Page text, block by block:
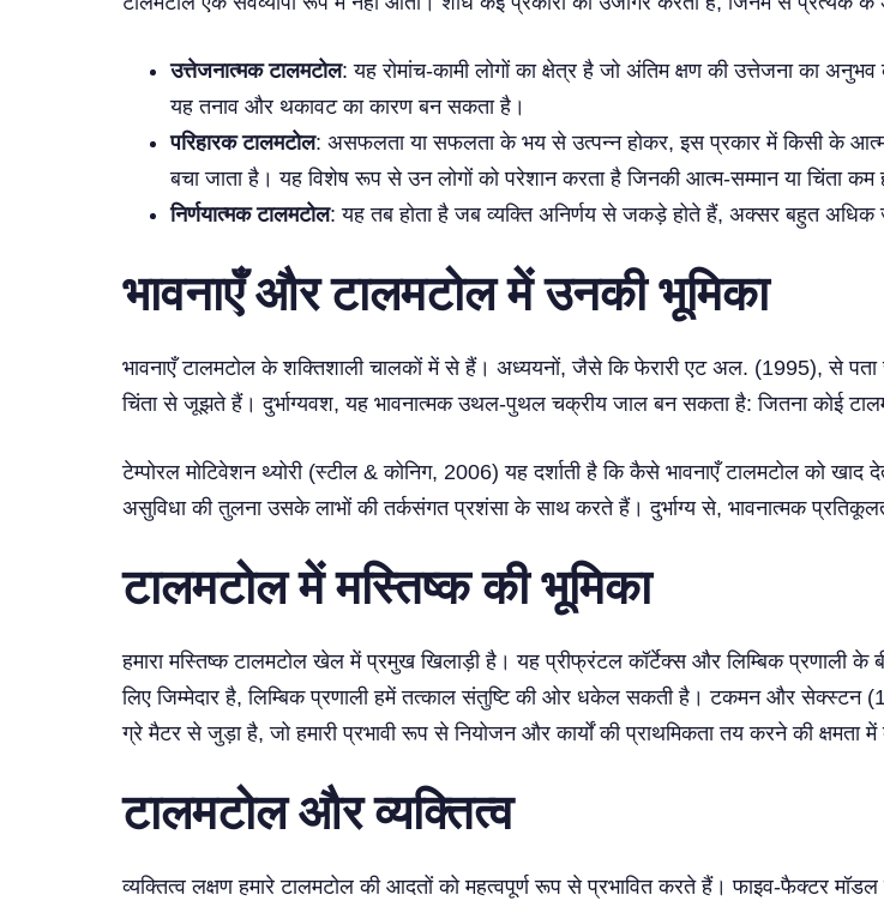
उत्तेजनात्मक टालमटोल: यह रोमांच-कामी लोगों का क्षेत्र है जो अंतिम क्षण की उत्तेजना का
यह तनाव और थकावट का कारण बन सकता है।
परिहारक टालमटोल: असफलता या सफलता के भय से उत्पन्न होकर, इस प्रकार में किसी के
बचा जाता है। यह विशेष रूप से उन लोगों को परेशान करता है जिनकी आत्म-सम्मान या चिंता कम
निर्णयात्मक टालमटोल: यह तब होता है जब व्यक्ति अनिर्णय से जकड़े होते हैं, अक्सर बहुत
भावनाएँ और टालमटोल में उनकी भूमिका
भावनाएँ टालमटोल के शक्तिशाली चालकों में से हैं। अध्ययनों, जैसे कि फेरारी एट अल. (1995), से
चिंता से जूझते हैं। दुर्भाग्यवश, यह भावनात्मक उथल-पुथल चक्रीय जाल बन सकता है: जितना कोई
टेम्पोरल मोटिवेशन थ्योरी (स्टील & कोनिग, 2006) यह दर्शाती है कि कैसे भावनाएँ टालमटोल को खाद
असुविधा की तुलना उसके लाभों की तर्कसंगत प्रशंसा के साथ करते हैं। दुर्भाग्य से, भावनात्मक
टालमटोल में मस्तिष्क की भूमिका
हमारा मस्तिष्क टालमटोल खेल में प्रमुख खिलाड़ी है। यह प्रीफ्रंटल कॉर्टेक्स और लिम्बिक
लिए जिम्मेदार है, लिम्बिक प्रणाली हमें तत्काल संतुष्टि की ओर धकेल सकती है। टकमन और सेक्स्टन
ग्रे मैटर से जुड़ा है, जो हमारी प्रभावी रूप से नियोजन और कार्यों की प्राथमिकता तय करने की क्षमता में
टालमटोल और व्यक्तित्व
व्यक्तित्व लक्षण हमारे टालमटोल की आदतों को महत्वपूर्ण रूप से प्रभावित करते हैं। फाइव-फैक्टर